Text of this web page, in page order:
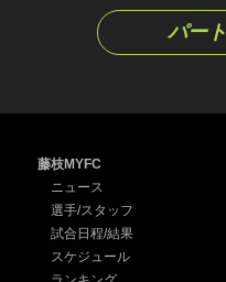
パー
藤枝MYFC
ニュース
選手/スタッフ
試合日程/結果
スケジュール